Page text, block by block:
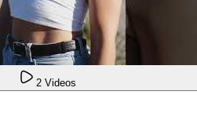
2 Videos